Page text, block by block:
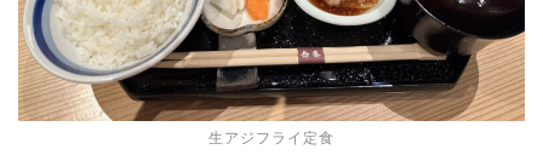
生アジフライ定食